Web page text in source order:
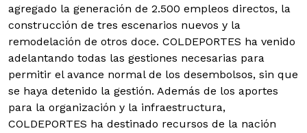
agregado la generación de 2.500 empleos directos, la
construcción de tres escenarios nuevos y la
remodelación de otros doce. COLDEPORTES ha venido
adelantando todas las gestiones necesarias para
permitir el avance normal de los desembolsos, sin que
se haya detenido la gestión. Además de los aportes
para la organización y la infraestructura,
COLDEPORTES ha destinado recursos de la nación